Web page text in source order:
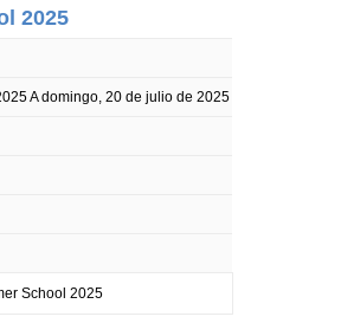
2025
Adomingo, 20 de julio de 2025